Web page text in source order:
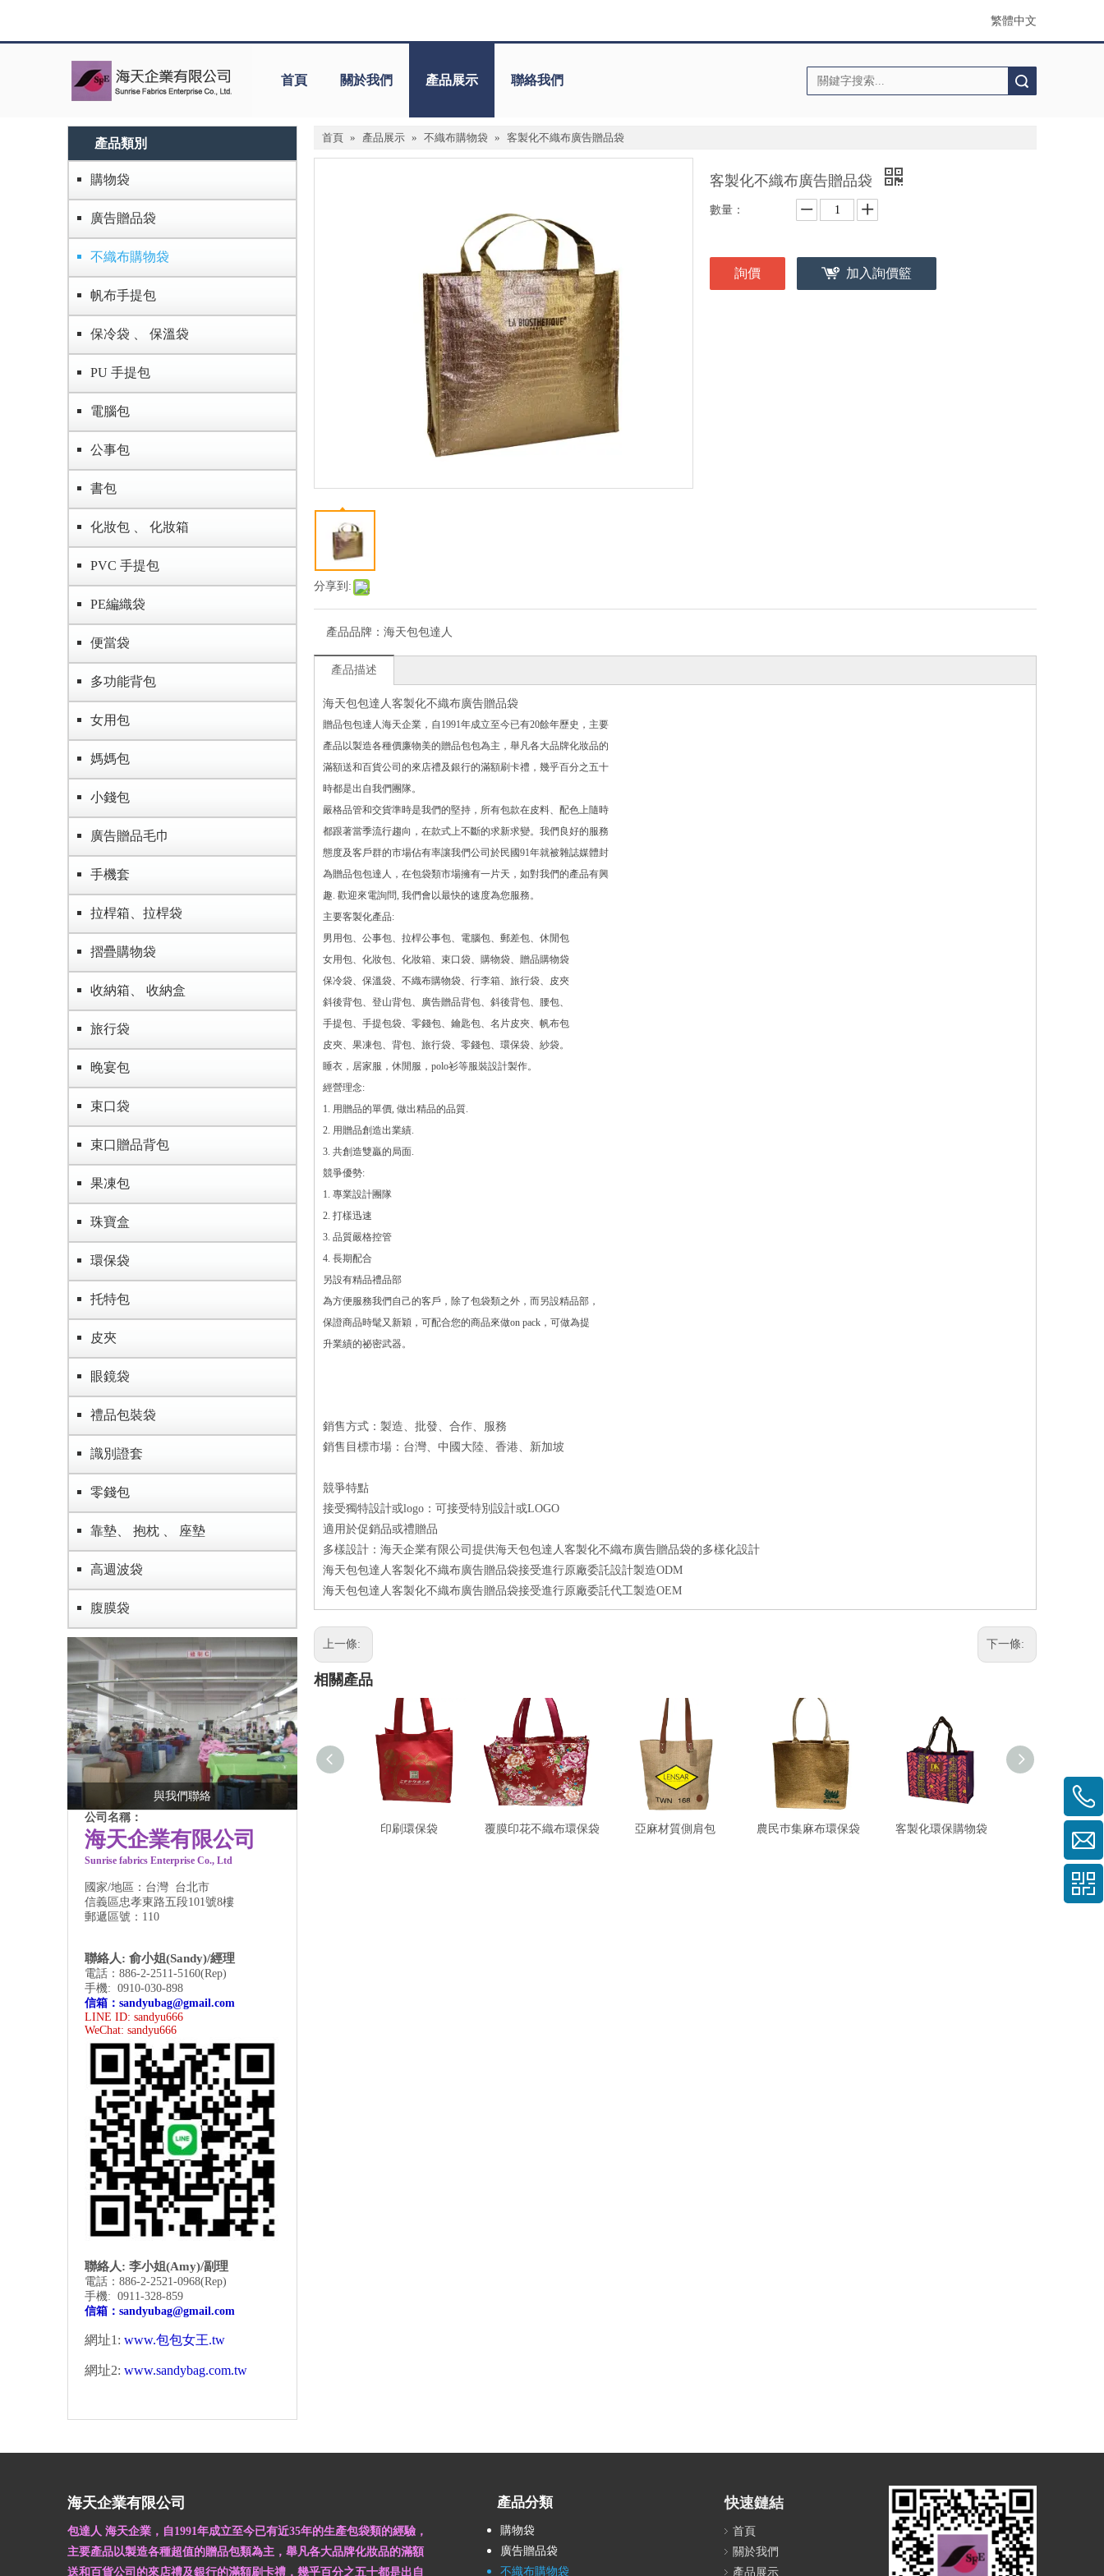
繁體中文
首頁 關於我們 產品展示 聯絡我們
產品類別
購物袋
廣告贈品袋
不織布購物袋
帆布手提包
保冷袋 、 保溫袋
PU 手提包
電腦包
公事包
書包
化妝包 、 化妝箱
PVC 手提包
PE編織袋
便當袋
多功能背包
女用包
媽媽包
小錢包
廣告贈品毛巾
手機套
拉桿箱、拉桿袋
摺疊購物袋
收納箱、 收納盒
旅行袋
晚宴包
束口袋
束口贈品背包
果凍包
珠寶盒
環保袋
托特包
皮夾
眼鏡袋
禮品包裝袋
識別證套
零錢包
靠墊、 抱枕 、 座墊
高週波袋
腹膜袋
與我們聯絡
公司名稱：
海天企業有限公司
Sunrise fabrics Enterprise Co., Ltd
國家/地區：台灣 台北市
信義區忠孝東路五段101號8樓
郵遞區號：110
聯絡人: 俞小姐(Sandy)/經理
電話：886-2-2511-5160(Rep)
手機: 0910-030-898
信箱： sandyubag@gmail.com
LINE ID: sandyu666
WeChat: sandyu666
聯絡人: 李小姐(Amy)/副理
電話：886-2-2521-0968(Rep)
手機: 0911-328-859
信箱： sandyubag@gmail.com
網址1: www.包包女王.tw
網址2: www.sandybag.com.tw
首頁 » 產品展示 » 不織布購物袋 » 客製化不織布廣告贈品袋
分享到:
客製化不織布廣告贈品袋
數量：
詢價 加入詢價籃
產品品牌： 海天包包達人
產品描述
海天包包達人客製化不織布廣告贈品袋
贈品包包達人海天企業，自1991年成立至今已有20餘年歷史，主要
產品以製造各種價廉物美的贈品包包為主，舉凡各大品牌化妝品的
滿額送和百貨公司的來店禮及銀行的滿額刷卡禮，幾乎百分之五十
時都是出自我們團隊。
嚴格品管和交貨準時是我們的堅持，所有包款在皮料、配色上隨時
都跟著當季流行趨向，在款式上不斷的求新求變。我們良好的服務
態度及客戶群的市場佔有率讓我們公司於民國91年就被雜誌媒體封
為贈品包包達人，在包袋類市場擁有一片天，如對我們的產品有興
趣. 歡迎來電詢問, 我們會以最快的速度為您服務。
主要客製化產品:
男用包、公事包、拉桿公事包、電腦包、郵差包、休閒包
女用包、化妝包、化妝箱、束口袋、購物袋、贈品購物袋
保冷袋、保溫袋、不織布購物袋、行李箱、旅行袋、皮夾
斜後背包、登山背包、廣告贈品背包、斜後背包、腰包、
手提包、手提包袋、零錢包、鑰匙包、名片皮夾、帆布包
皮夾、果凍包、背包、旅行袋、零錢包、環保袋、紗袋。
睡衣，居家服，休閒服，polo衫等服裝設計製作。
經營理念:
1. 用贈品的單價, 做出精品的品質.
2. 用贈品創造出業績.
3. 共創造雙贏的局面.
競爭優勢:
1. 專業設計團隊
2. 打樣迅速
3. 品質嚴格控管
4. 長期配合
另設有精品禮品部
為方便服務我們自己的客戶，除了包袋類之外，而另設精品部，
保證商品時髦又新穎，可配合您的商品來做on pack，可做為提
升業績的祕密武器。
銷售方式：製造、批發、合作、服務
銷售目標市場：台灣、中國大陸、香港、新加坡
競爭特點
接受獨特設計或logo：可接受特別設計或LOGO
適用於促銷品或禮贈品
多樣設計：海天企業有限公司提供海天包包達人客製化不織布廣告贈品袋的多樣化設計
海天包包達人客製化不織布廣告贈品袋接受進行原廠委託設計製造ODM
海天包包達人客製化不織布廣告贈品袋接受進行原廠委託代工製造OEM
上一條: 下一條:
相關產品
印刷環保袋 覆膜印花不織布環保袋 亞麻材質側肩包 農民巿集麻布環保袋 客製化環保購物袋 不織布贈品購
海天企業有限公司
包達人 海天企業，自1991年成立至今已有近35年的生產包袋類的經驗，
主要產品以製造各種超值的贈品包類為主，舉凡各大品牌化妝品的滿額
送和百貨公司的來店禮及銀行的滿額刷卡禮，幾乎百分之五十都是出自
產品分類
購物袋
廣告贈品袋
不織布購物袋
快速鏈結
首頁
關於我們
產品展示